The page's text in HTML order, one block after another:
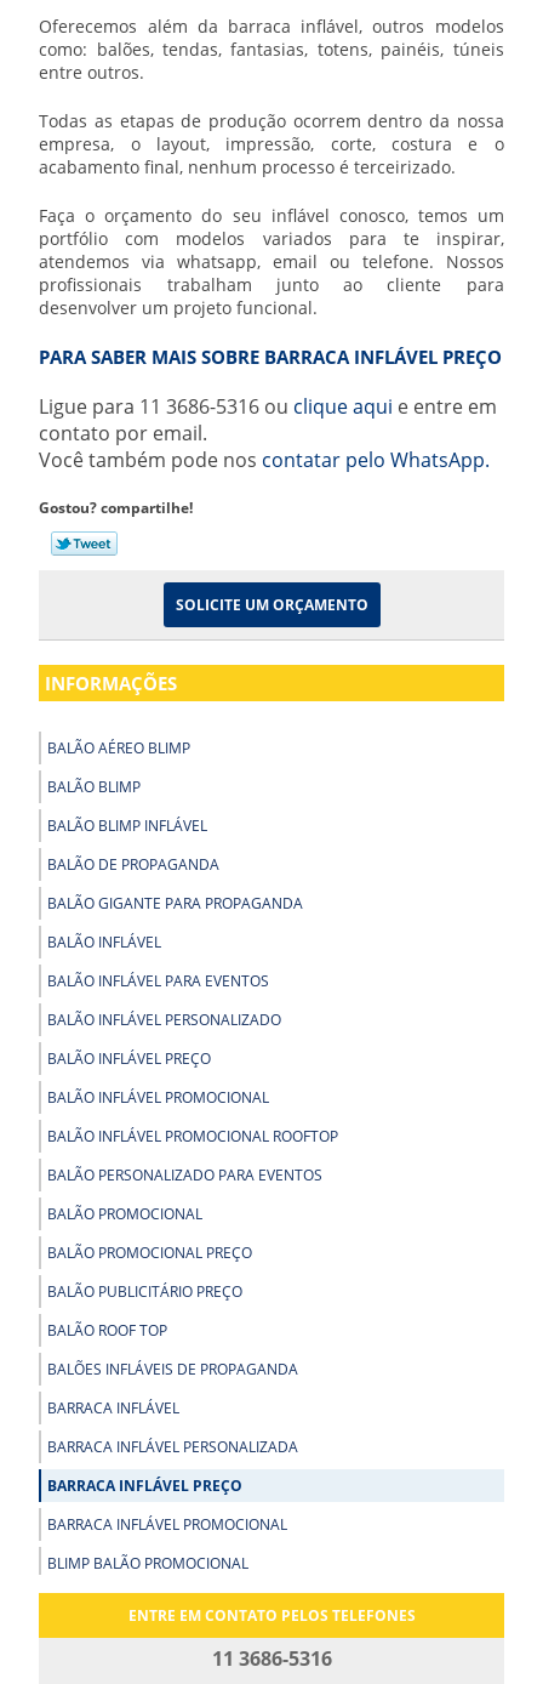
Oferecemos além da barraca inflável, outros modelos
como: balões, tendas, fantasias, totens, painéis, túneis
entre outros.
Todas as etapas de produção ocorrem dentro da nossa
empresa, o layout, impressão, corte, costura e o
acabamento final, nenhum processo é terceirizado.
Faça o orçamento do seu inflável conosco, temos um
portfólio com modelos variados para te inspirar,
atendemos via whatsapp, email ou telefone. Nossos
profissionais trabalham junto ao cliente para
desenvolver um projeto funcional.
PARA SABER MAIS SOBRE BARRACA INFLÁVEL PREÇO
Ligue para 11 3686-5316 ou clique aqui e entre em
contato por email.
Você também pode nos contatar pelo WhatsApp.
Gostou? compartilhe!
SOLICITE UM ORÇAMENTO
INFORMAÇÕES
BALÃO AÉREO BLIMP
BALÃO BLIMP
BALÃO BLIMP INFLÁVEL
BALÃO DE PROPAGANDA
BALÃO GIGANTE PARA PROPAGANDA
BALÃO INFLÁVEL
BALÃO INFLÁVEL PARA EVENTOS
BALÃO INFLÁVEL PERSONALIZADO
BALÃO INFLÁVEL PREÇO
BALÃO INFLÁVEL PROMOCIONAL
BALÃO INFLÁVEL PROMOCIONAL ROOFTOP
BALÃO PERSONALIZADO PARA EVENTOS
BALÃO PROMOCIONAL
BALÃO PROMOCIONAL PREÇO
BALÃO PUBLICITÁRIO PREÇO
BALÃO ROOF TOP
BALÕES INFLÁVEIS DE PROPAGANDA
BARRACA INFLÁVEL
BARRACA INFLÁVEL PERSONALIZADA
BARRACA INFLÁVEL PREÇO
BARRACA INFLÁVEL PROMOCIONAL
BLIMP BALÃO PROMOCIONAL
BOLA GIGANTE INFLÁVEL
ENTRE EM CONTATO PELOS TELEFONES
11 3686-5316